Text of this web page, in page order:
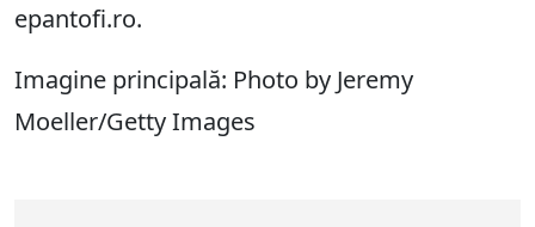
epantofi.ro.
Imagine principală: Photo by Jeremy
Moeller/Getty Images